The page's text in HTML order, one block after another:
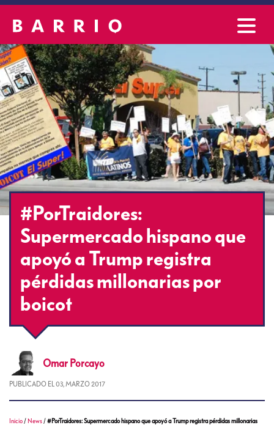
#PorTraidores:
Supermercado hispano que
apoyó a Trump registra
pérdidas millonarias por
boicot
Omar Porcayo
PUBLICADO EL 03, MARZO 2017
Inicio / News /#PorTraidores: Supermercado hispano que apoyó a Trump registra pérdidas millonarias